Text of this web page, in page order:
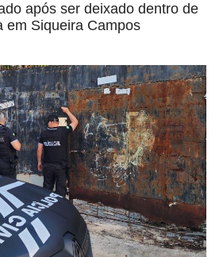
após ser deixado dentro de
em Siqueira Campos